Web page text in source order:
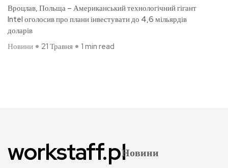
Вроцлав, Польща – Американський технологічний гігант
Intel оголосив про плани інвестувати до 4,6 мільярдів
доларів
Новини
21 Травня 1 min read
workstaff.plНовини